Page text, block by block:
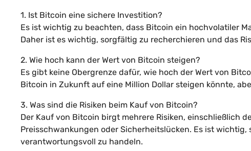
1. Ist Bitcoin eine sichere Investition?
Es ist wichtig zu beachten, dass Bitcoin ein hochvolatiler
Daher ist es wichtig, sorgfältig zu recherchieren und das
2. Wie hoch kann der Wert von Bitcoin steigen?
Es gibt keine Obergrenze dafür, wie hoch der Wert von
Bitcoin in Zukunft auf eine Million Dollar steigen könnte,
3. Was sind die Risiken beim Kauf von Bitcoin?
Der Kauf von Bitcoin birgt mehrere Risiken, einschließlich
Preisschwankungen oder Sicherheitslücken. Es ist wichtig,
verantwortungsvoll zu handeln.